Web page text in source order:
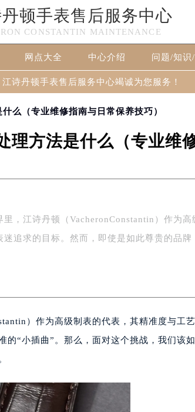
顿手表售后服务中心
CONSTANTIN MAINTENANCE
网点大全 中心介绍 问题/知识
江诗丹顿手表售后服务中心竭诚为您服务！
么（专业维修指南与日常保养技巧）
理方法是什么（专业维
里，江诗丹顿（VacheronConstantin）作为高
追求的目标。然而，即使是如此尊贵的品牌
）作为高级制表的代表，其精准度与工
“小插曲”。那么，面对这个挑战，我们该